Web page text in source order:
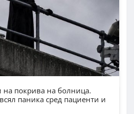
на покрива на болница.
паника сред пациенти и